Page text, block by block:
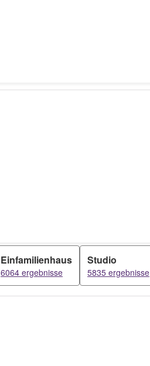
Einfamilienhaus
6064 ergebnisse
Studio
5835 ergebnisse